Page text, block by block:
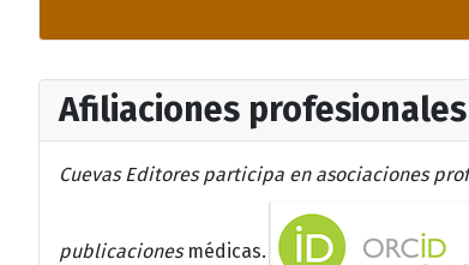
Afiliaciones
Cuevas Editores participa en asociaciones
publicacionesmédicas.